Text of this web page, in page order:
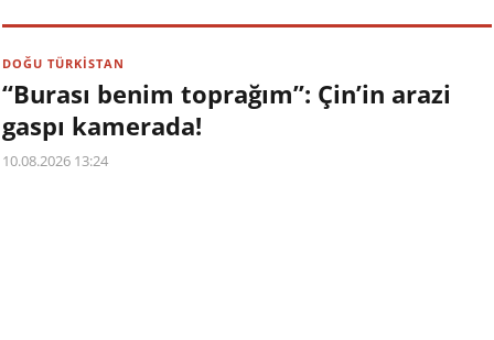
DOĞU TÜRKİSTAN
“Burası benim toprağım”: Çin’in arazi
gaspı kamerada!
10.08.2026 13:24